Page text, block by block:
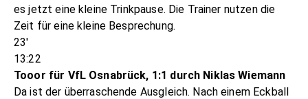
es jetzt eine kleine Trinkpause. Die Trainer nutzen die
Zeit für eine kleine Besprechung.
23'
13:22
Tooor für VfL Osnabrück, 1:1 durch Niklas Wiemann
Da ist der überraschende Ausgleich. Nach einem Eckball